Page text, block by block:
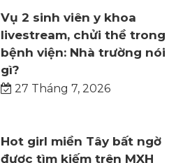
Vụ 2 sinh viên y khoa
livestream, chửi thề trong
bệnh viện: Nhà trường nói
gì?
27 Tháng 7, 2026
Hot girl miền Tây bất ngờ
được tìm kiếm trên MXH